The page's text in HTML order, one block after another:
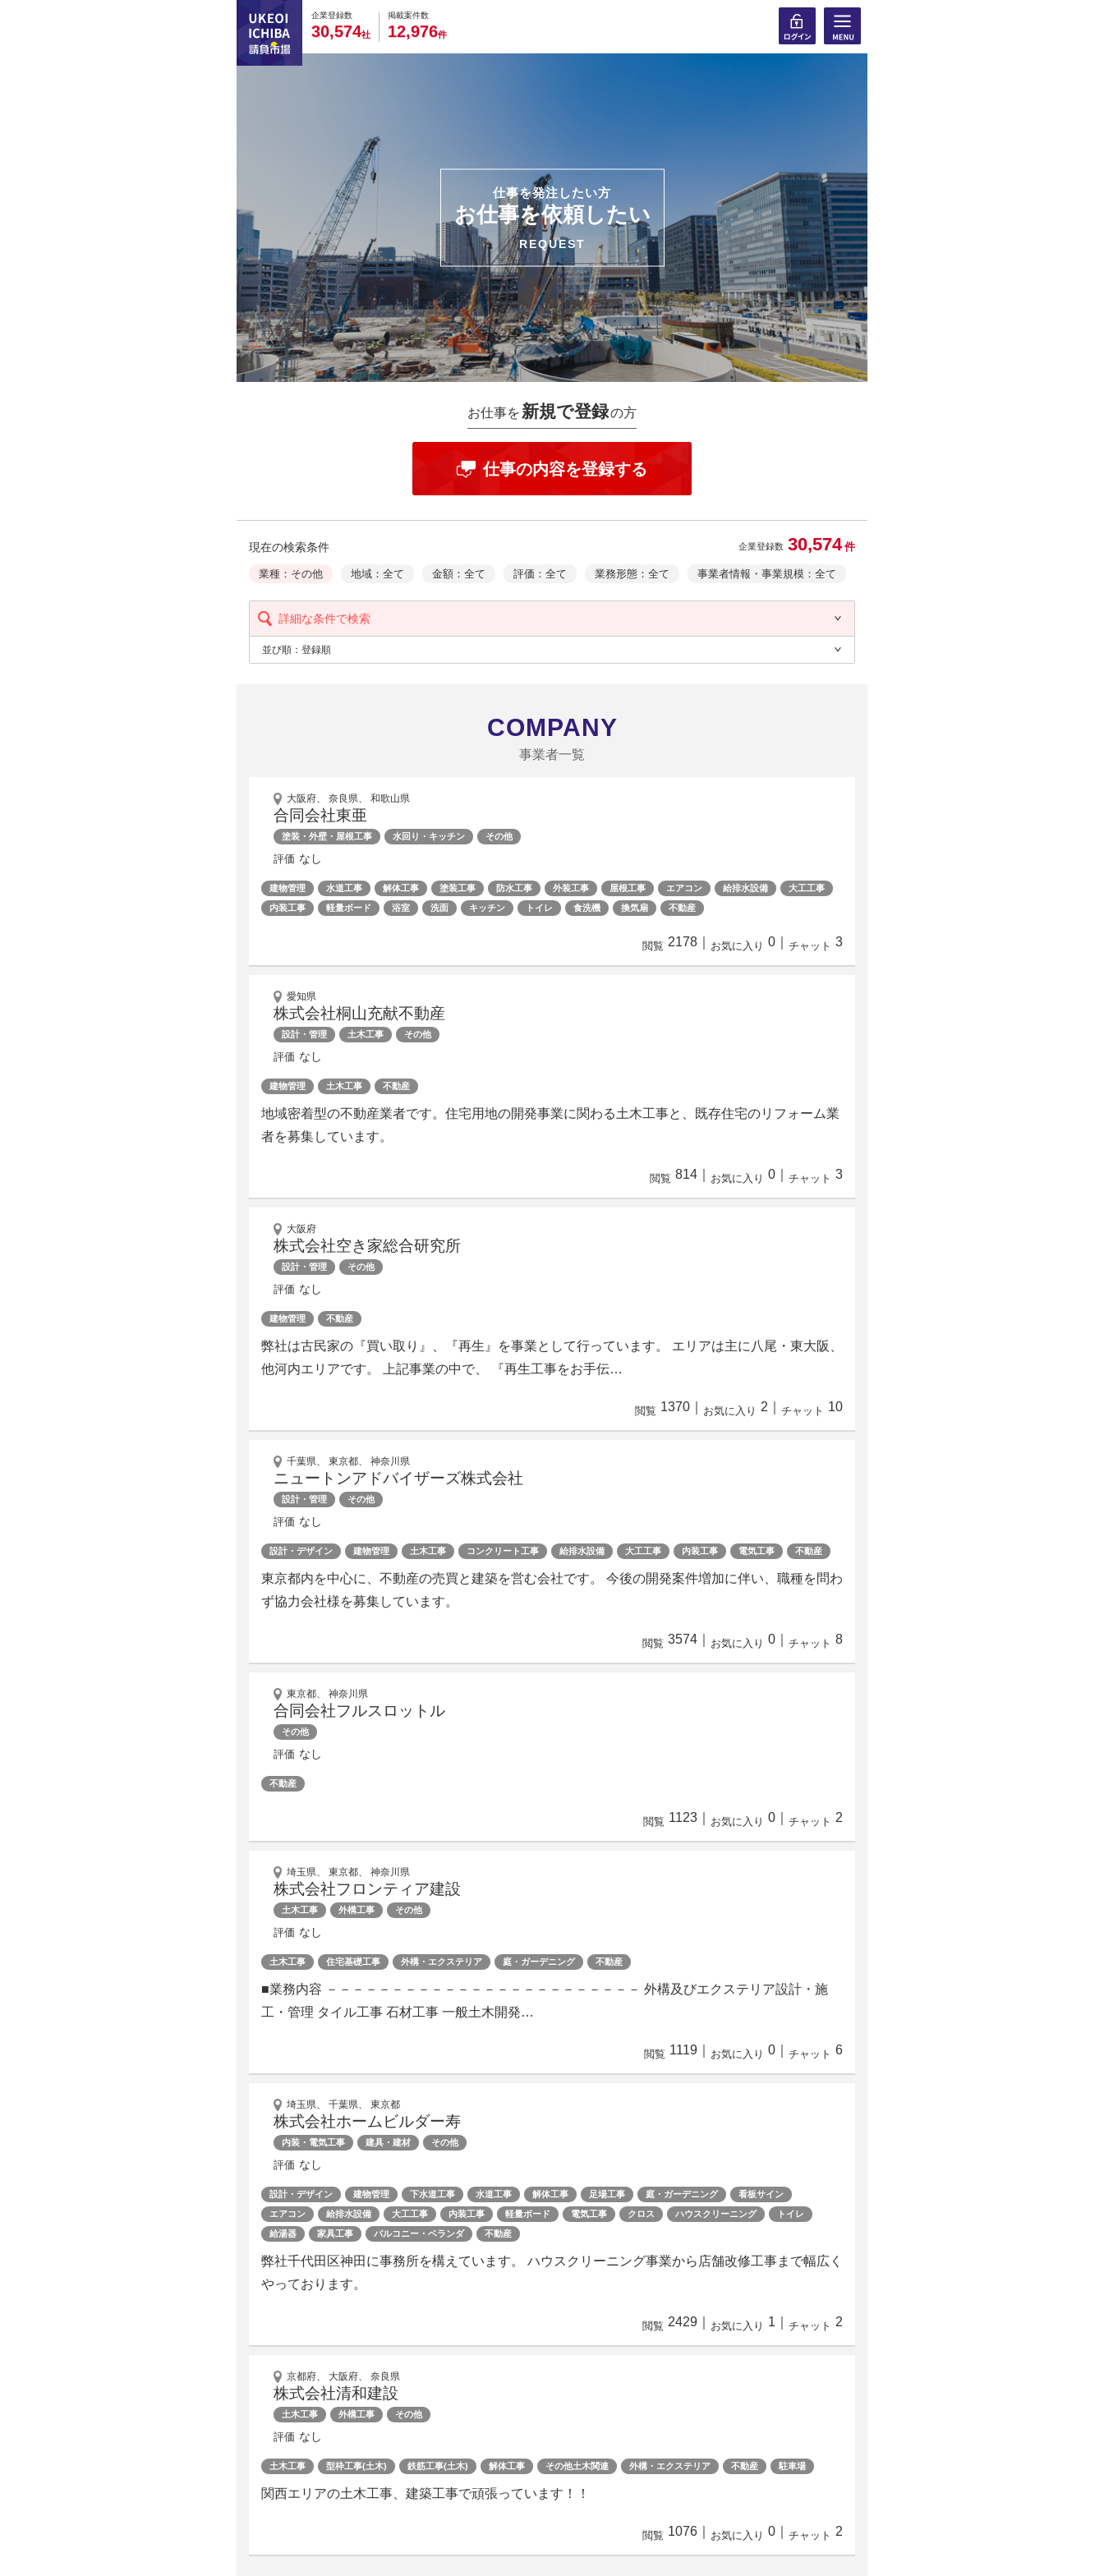
企業登録数
0
3
0
0,
0
5
0
74社
掲載案件数
0
1
0
2,
0
9
0
76件
仕事を発注したい方
お仕事を依頼したい
REQUEST
お仕事を 新規で登録の方
仕事の内容を登録する
現在の検索条件 企業登録数 30,574 件
業種：その他 地域：全て 金額：全て 評価：全て 業務形態：全て 事業者情報・事業規模：全て
詳細な条件で検索
並び順： 登録順
COMPANY
事業者一覧
大阪府、 奈良県、 和歌山県
合同会社東亜
塗装・外壁・屋根工事 水回り・キッチン その他
評価 なし
建物管理 水道工事 解体工事 塗装工事 防水工事 外装工事 屋根工事 エアコン 給排水設備
大工工事
内装工事
軽量ボード 浴室 洗面 キッチン トイレ 食洗機 換気扇 不動産
閲覧 2178 お気に入り 0 チャット 3
愛知県
株式会社桐山充献不動産
設計・管理 土木工事 その他
評価 なし
建物管理 土木工事 不動産
地域密着型の不動産業者です。住宅用地の開発事業に関わる土木工事と、既存住宅のリフォーム業
者を募集しています。
閲覧 814 お気に入り 0 チャット 3
大阪府
株式会社空き家総合研究所
設計・管理 その他
評価 なし
建物管理 不動産
弊社は古民家の『買い取り』、『再生』を事業として行っています。 エリアは主に八尾・東大阪、
他河内エリアです。 上記事業の中で、 『再生工事をお手伝…
閲覧 1370 お気に入り 2 チャット 10
千葉県、 東京都、 神奈川県
ニュートンアドバイザーズ株式会社
設計・管理 その他
評価 なし
設計・デザイン 建物管理 土木工事 コンクリート工事 給排水設備 大工工事 内装工事 電気工事 不動産
東京都内を中心に、不動産の売買と建築を営む会社です。 今後の開発案件増加に伴い、職種を問わ
ず協力会社様を募集しています。
閲覧 3574 お気に入り 0 チャット 8
東京都、 神奈川県
合同会社フルスロットル
その他
評価 なし
不動産
閲覧 1123 お気に入り 0 チャット 2
埼玉県、 東京都、 神奈川県
株式会社フロンティア建設
土木工事 外構工事 その他
評価 なし
土木工事 住宅基礎工事 外構・エクステリア 庭・ガーデニング 不動産
■業務内容 －－－－－－－－－－－－－－－－－－－－－－－－ 外構及びエクステリア設計・施
工・管理 タイル工事 石材工事 一般土木開発…
閲覧 1119 お気に入り 0 チャット 6
埼玉県、 千葉県、 東京都
株式会社ホームビルダー寿
内装・電気工事 建具・建材 その他
評価 なし
設計・デザイン 建物管理 下水道工事 水道工事 解体工事 足場工事 庭・ガーデニング
看板サイン
エアコン
給排水設備 大工工事 内装工事 軽量ボード 電気工事 クロス ハウスクリーニング
トイレ
給湯器
家具工事 バルコニー・ベランダ 不動産
弊社千代田区神田に事務所を構えています。 ハウスクリーニング事業から店舗改修工事まで幅広く
やっております。
閲覧 2429 お気に入り 1 チャット 2
京都府、 大阪府、 奈良県
株式会社清和建設
土木工事 外構工事 その他
評価 なし
土木工事 型枠工事(土木) 鉄筋工事(土木) 解体工事 その他土木関連 外構・エクステリア 不動産 駐車場
関西エリアの土木工事、建築工事で頑張っています！！
閲覧 1076 お気に入り 0 チャット 2